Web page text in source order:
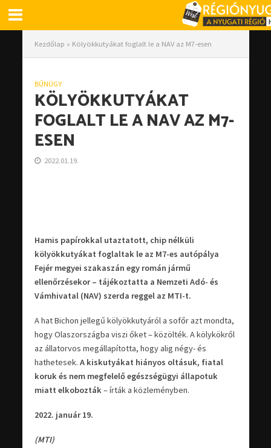
Kezdőlap » Kölyökkutyákat foglalt le a NAV az M7-esen
BŰNÜGY
KÖLYÖKKUTYÁKAT
FOGLALT LE A NAV AZ M7-
ESEN
2022.01.19.
Hamis papírokkal utaztatott, chip nélküli
kölyökkutyákat foglaltak le az M7-es autópálya
Fejér megyei szakaszán egy román jármű
ellenőrzésekor – tájékoztatta a Nemzeti Adó- és
Vámhivatal (NAV) szerda reggel az MTI-t.
A hat Bichon jellegű kölyökkutyáról a sofőr azt mondta,
hogy Olaszországba viszi őket – közölték. A kölykökről
az állatorvos megállapította, hogy alig négy- és
hathetesek. A kiskutyákat hiányos oltásuk, fiatal
koruk és nem megfelelő egészségügyi állapotuk
miatt elkobozták – írták a közleményben.
2022. január 19.
(MTI)